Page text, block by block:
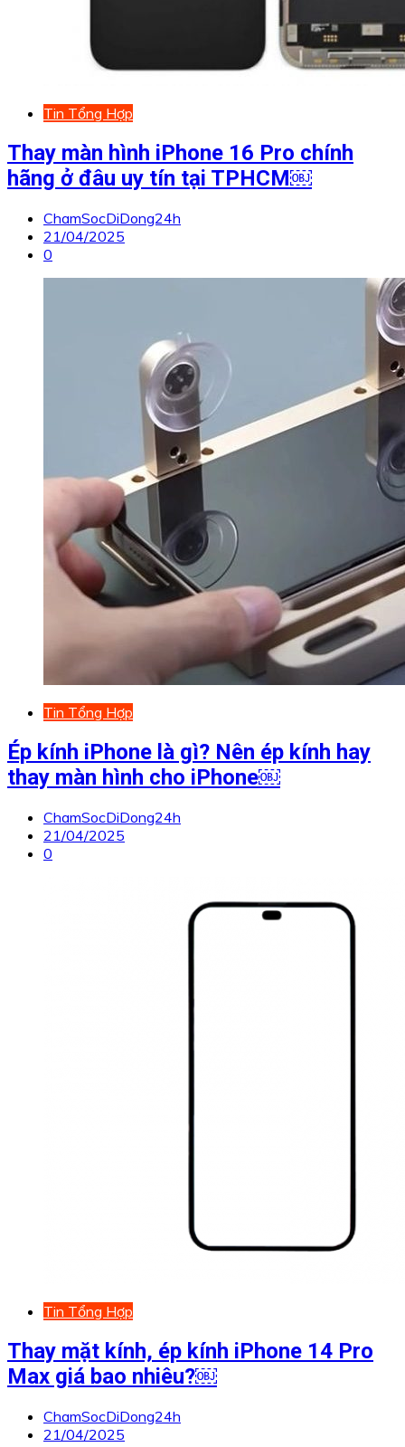
Tin Tổng Hợp
Thay màn hình iPhone 16 Pro chính
hãng ở đâu uy tín tại TPHCM￼
ChamSocDiDong24h
21/04/2025
0
Tin Tổng Hợp
Ép kính iPhone là gì? Nên ép kính hay
thay màn hình cho iPhone￼
ChamSocDiDong24h
21/04/2025
0
Tin Tổng Hợp
Thay mặt kính, ép kính iPhone 14 Pro
Max giá bao nhiêu?￼
ChamSocDiDong24h
21/04/2025